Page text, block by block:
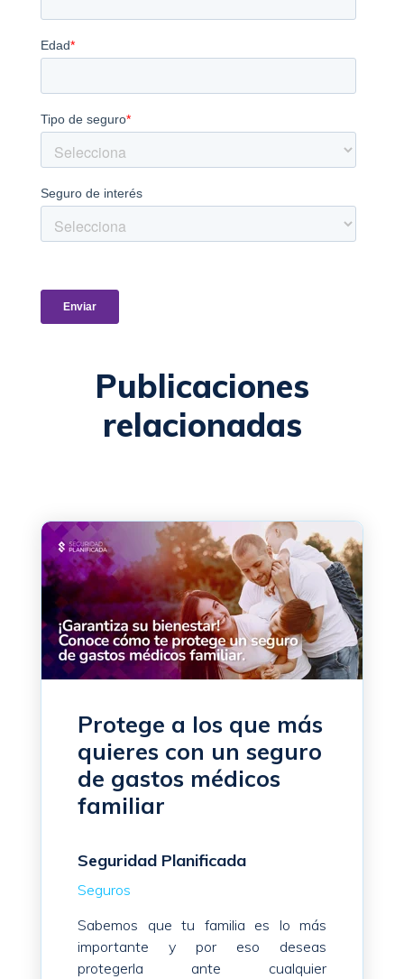
Publicaciones
relacionadas
Protege a los que más
quieres con un seguro
de gastos médicos
familiar
Seguridad Planificada
Seguros
Sabemos que tu familia es lo más
importante y por eso deseas
protegerla ante cualquier